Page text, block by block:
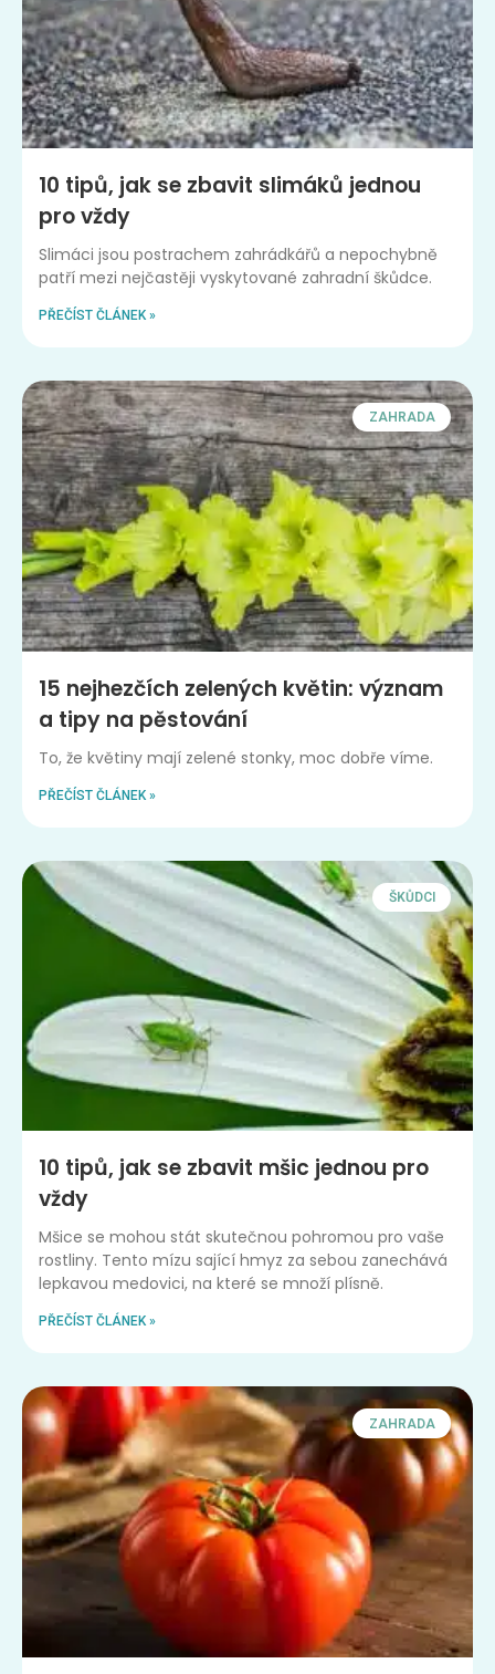
10 tipů, jak se zbavit slimáků jednou
pro vždy
Slimáci jsou postrachem zahrádkářů a nepochybně
patří mezi nejčastěji vyskytované zahradní škůdce.
PŘEČÍST ČLÁNEK »
ZAHRADA
15 nejhezčích zelených květin: význam
a tipy na pěstování
To, že květiny mají zelené stonky, moc dobře víme.
PŘEČÍST ČLÁNEK »
ŠKŮDCI
10 tipů, jak se zbavit mšic jednou pro
vždy
Mšice se mohou stát skutečnou pohromou pro vaše
rostliny. Tento mízu sající hmyz za sebou zanechává
lepkavou medovici, na které se množí plísně.
PŘEČÍST ČLÁNEK »
ZAHRADA